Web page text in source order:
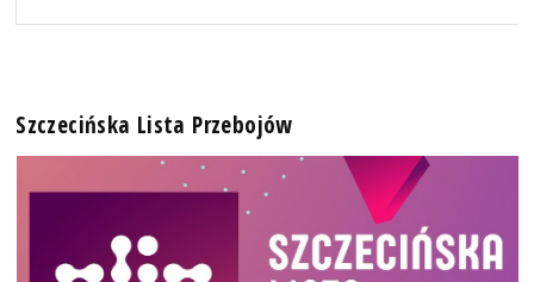
Szczecińska Lista Przebojów